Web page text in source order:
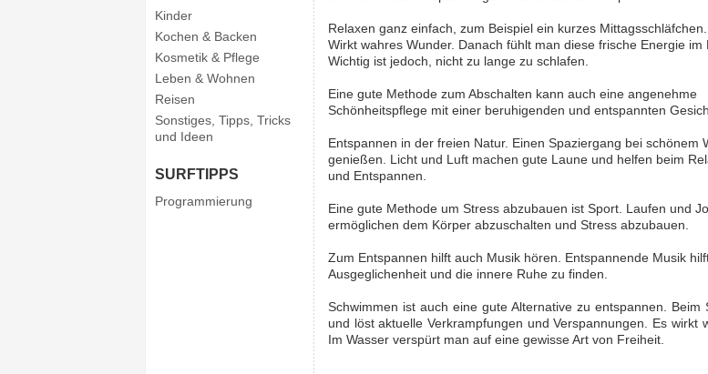
Relaxen ganz einfach, zum Beispiel ein kurzes Mittagsschläfchen.
Wirkt wahres Wunder. Danach fühlt man diese frische Energie im
Wichtig ist jedoch, nicht zu lange zu schlafen.
Eine gute Methode zum Abschalten kann auch eine angenehme
Schönheitspflege mit einer beruhigenden und entspannten
Entspannen in der freien Natur. Einen Spaziergang bei schönem
genießen. Licht und Luft machen gute Laune und helfen beim
und Entspannen.
Eine gute Methode um Stress abzubauen ist Sport. Laufen und
ermöglichen dem Körper abzuschalten und Stress abzubauen.
Zum Entspannen hilft auch Musik hören. Entspannende Musik
Ausgeglichenheit und die innere Ruhe zu finden.
Schwimmen ist auch eine gute Alternative zu entspannen.
und löst aktuelle Verkrampfungen und Verspannungen. Es
Im Wasser verspürt man auf eine gewisse Art von Freiheit.
Kinder
Kochen & Backen
Kosmetik & Pflege
Leben & Wohnen
Reisen
Sonstiges, Tipps, Tricks
und Ideen
SURFTIPPS
Programmierung